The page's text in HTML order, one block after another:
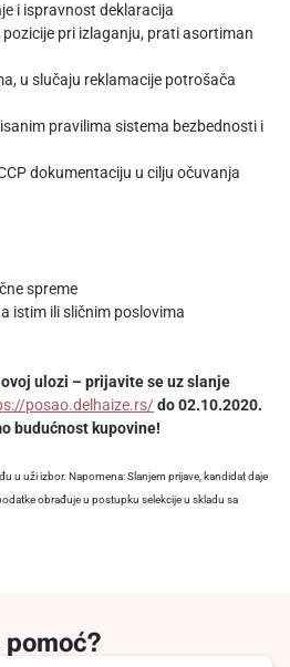
i ispravnost deklaracija
pozicije pri izlaganju, prati asortiman
u slučaju reklamacije potrošača
pravilima sistema bezbednosti i
dokumentaciju u cilju očuvanja
spreme
istim ili sličnim poslovima
ulozi – prijavite se uz slanje
posao.delhaize.rs/do 02.10.2020.
budućnost kupovine!
u uži izbor. Napomena: Slanjem prijave, kandidat daje
obrađuje u postupku selekcije u skladu sa
pomoć?